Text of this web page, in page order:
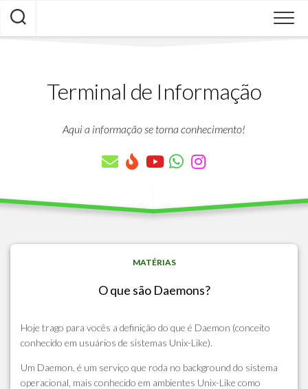
Skip
content
Terminal de Informação
Aqui a informação se torna conhecimento!
MATÉRIAS
O que são Daemons?
Hoje trago para vocês a definição do que é Daemon (conceito
conhecido em usuários de sistemas Unix-Like).
Um Daemon, é um serviço que roda no background do sistema
operacional, mais conhecido em ambientes Unix-Like como